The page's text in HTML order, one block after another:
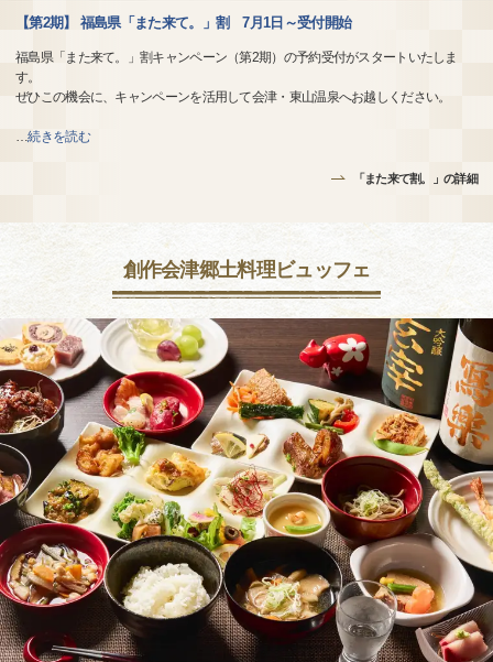
【第2期】 福島県「また来て。」割 7月1日～受付開始
福島県「また来て。」割キャンペーン（第2期）の予約受付がスタートいたしま
す。
ぜひこの機会に、キャンペーンを活用して会津・東山温泉へお越しください。
…続きを読む
「また来て割。」の詳細
創作会津郷土料理ビュッフェ